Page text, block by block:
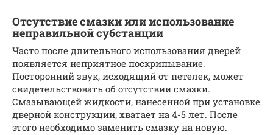
Отсутствие смазки или использование
неправильной субстанции
Часто после длительного использования дверей
появляется неприятное поскрипывание.
Посторонний звук, исходящий от петелек, может
свидетельствовать об отсутствии смазки.
Смазывающей жидкости, нанесенной при установке
дверной конструкции, хватает на 4-5 лет. После
этого необходимо заменить смазку на новую.